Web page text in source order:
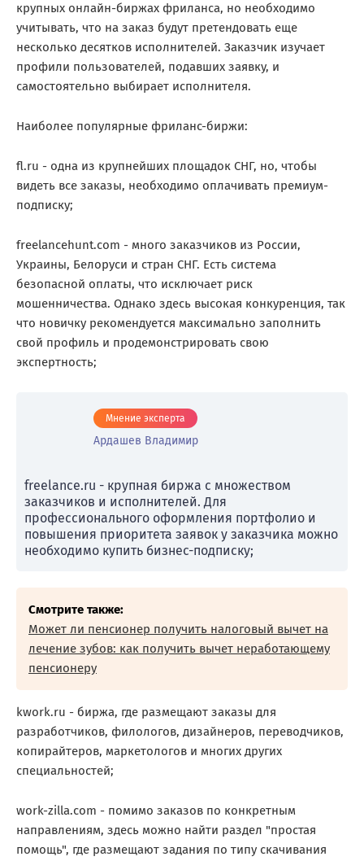
крупных онлайн-биржах фриланса, но необходимо
учитывать, что на заказ будут претендовать еще
несколько десятков исполнителей. Заказчик изучает
профили пользователей, подавших заявку, и
самостоятельно выбирает исполнителя.
Наиболее популярные фриланс-биржи:
fl.ru - одна из крупнейших площадок СНГ, но, чтобы
видеть все заказы, необходимо оплачивать премиум-
подписку;
freelancehunt.com - много заказчиков из России,
Украины, Белоруси и стран СНГ. Есть система
безопасной оплаты, что исключает риск
мошенничества. Однако здесь высокая конкуренция, так
что новичку рекомендуется максимально заполнить
свой профиль и продемонстрировать свою
экспертность;
Мнение эксперта
Ардашев Владимир
freelance.ru - крупная биржа с множеством
заказчиков и исполнителей. Для
профессионального оформления портфолио и
повышения приоритета заявок у заказчика можно
необходимо купить бизнес-подписку;
Смотрите также:
Может ли пенсионер получить налоговый вычет на
лечение зубов: как получить вычет неработающему
пенсионеру
kwork.ru - биржа, где размещают заказы для
разработчиков, филологов, дизайнеров, переводчиков,
копирайтеров, маркетологов и многих других
специальностей;
work-zilla.com - помимо заказов по конкретным
направлениям, здесь можно найти раздел "‎простая
помощь", где размещают задания по типу скачивания